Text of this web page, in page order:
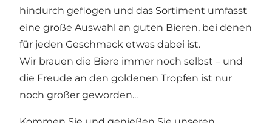
hindurch geflogen und das Sortiment umfasst
eine große Auswahl an guten Bieren, bei denen
für jeden Geschmack etwas dabei ist.
Wir brauen die Biere immer noch selbst – und
die Freude an den goldenen Tropfen ist nur
noch größer geworden...